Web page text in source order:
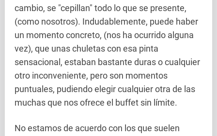
cambio, se "cepillan" todo lo que se presente,
(como nosotros). Indudablemente, puede haber
un momento concreto, (nos ha ocurrido alguna
vez), que unas chuletas con esa pinta
sensacional, estaban bastante duras o cualquier
otro inconveniente, pero son momentos
puntuales, pudiendo elegir cualquier otra de las
muchas que nos ofrece el buffet sin límite.
No estamos de acuerdo con los que suelen